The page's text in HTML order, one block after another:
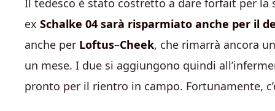
ex Schalke 04 sarà risparmiato anche per il
anche per Loftus–Cheek, che rimarrà ancora
un mese. I due si aggiungono quindi
pronto per il rientro in campo. Fortunamente,